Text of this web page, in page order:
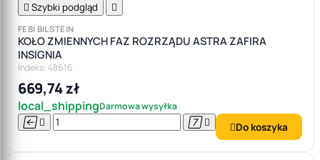
 Szybki podgląd 
FEBI BILSTEIN
KOŁO ZMIENNYCH FAZ ROZRZĄDU ASTRA ZAFIRA
INSIGNIA
Indeks: 48616
669,74 zł
local_shippingDarmowa wysyłka
    Do koszyka